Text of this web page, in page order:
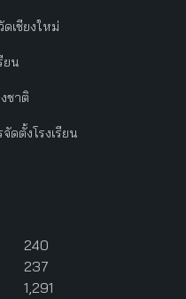
เชียงใหม่
ยน
ชาติ
ดตั้งโรงเรียน
240
237
1,291